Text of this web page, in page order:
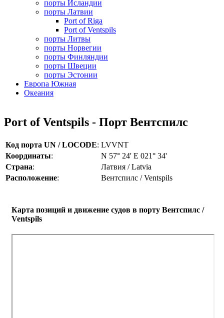
порты Исландии
порты Латвии
Port of Riga
Port of Ventspils
порты Литвы
порты Норвегии
порты Финляндии
порты Швеции
порты Эстонии
Европа Южная
Океания
Port of Ventspils - Порт Вентспилс
Код порта UN / LOCODE: LVVNT
Координаты:
N 57° 24' E 021° 34'
Страна:
Латвия / Latvia
Расположение: Вентспилс / Ventspils
Карта позиций и движение судов в порту Вентспилс /
Ventspils